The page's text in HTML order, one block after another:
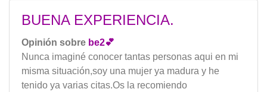
BUENA EXPERIENCIA.
Opinión sobre be2💕
Nunca imaginé conocer tantas personas aqui en mi
misma situación,soy una mujer ya madura y he
tenido ya varias citas.Os la recomiendo